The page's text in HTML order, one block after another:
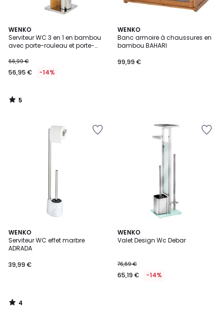
WENKO
Serviteur WC 3 en 1 en bambou
avec porte-rouleau et porte-
66,99 €
56,95 € -14%
5
/
5
5
/
WENKO
Banc armoire à chaussures en
bambou BAHARI
99,99 €
WENKO
Serviteur WC effet marbre
ADRADA
39,99 €
4
/
5
4
/
WENKO
Valet Design Wc Debar
76,69 €
65,19 € -14%